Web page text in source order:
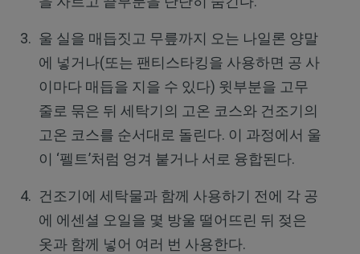
울 실을 매듭짓고 무릎까지 오는 나일론 양말
에 넣거나(또는 팬티스타킹을 사용하면 공 사
이마다 매듭을 지을 수 있다) 윗부분을 고무
줄로 묶은 뒤 세탁기의 고온 코스와 건조기의
고온 코스를 순서대로 돌린다. 이 과정에서 울
이 ‘펠트’처럼 엉겨 붙거나 서로 융합된다.
건조기에 세탁물과 함께 사용하기 전에 각 공
에 에센셜 오일을 몇 방울 떨어뜨린 뒤 젖은
옷과 함께 넣어 여러 번 사용한다.